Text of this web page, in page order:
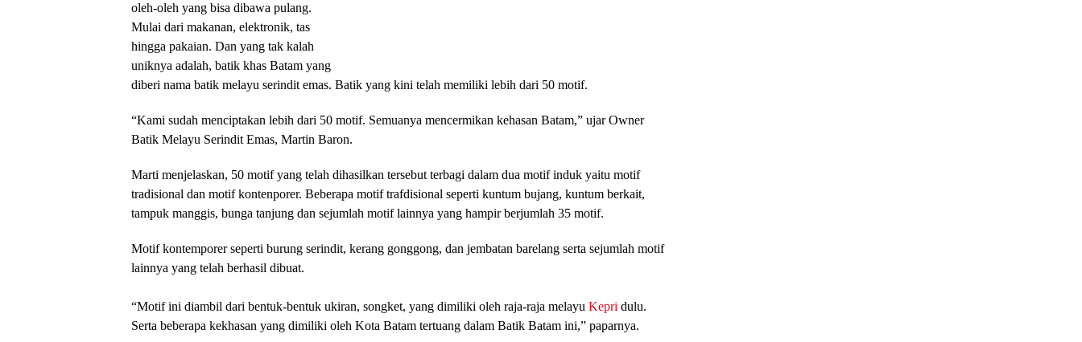
oleh-oleh yang bisa dibawa pulang.
Mulai dari makanan, elektronik, tas
hingga pakaian. Dan yang tak kalah
uniknya adalah, batik khas Batam yang
diberi nama batik melayu serindit emas. Batik yang kini telah memiliki lebih dari 50 motif.
“Kami sudah menciptakan lebih dari 50 motif. Semuanya mencermikan kehasan Batam,” ujar Owner
Batik Melayu Serindit Emas, Martin Baron.
Marti menjelaskan, 50 motif yang telah dihasilkan tersebut terbagi dalam dua motif induk yaitu motif
tradisional dan motif kontenporer. Beberapa motif trafdisional seperti kuntum bujang, kuntum berkait,
tampuk manggis, bunga tanjung dan sejumlah motif lainnya yang hampir berjumlah 35 motif.
Motif kontemporer seperti burung serindit, kerang gonggong, dan jembatan barelang serta sejumlah motif
lainnya yang telah berhasil dibuat.
“Motif ini diambil dari bentuk-bentuk ukiran, songket, yang dimiliki oleh raja-raja melayu Kepri dulu.
Serta beberapa kekhasan yang dimiliki oleh Kota Batam tertuang dalam Batik Batam ini,” paparnya.